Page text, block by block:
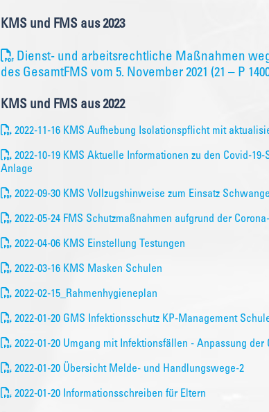
KMS und FMS aus 2023
Dienst- und arbeitsrechtliche Maßnahmen
des GesamtFMS vom 5. November 2021 (21 – P
KMS und FMS aus 2022
2022-11-16 KMS Aufhebung Isolationspflicht mit
2022-10-19 KMS Aktuelle Informationen zu den Covid-
Anlage
2022-09-30 KMS Vollzugshinweise zum Einsatz
2022-05-24 FMS Schutzmaßnahmen aufgrund der
2022-04-06 KMS Einstellung Testungen
2022-03-16 KMS Masken Schulen
2022-02-15_Rahmenhygieneplan
2022-01-20 GMS Infektionsschutz KP-Management
2022-01-20 Umgang mit Infektionsfällen - Anpassung der
2022-01-20 Übersicht Melde- und Handlungswege-2
2022-01-20 Informationsschreiben für Eltern